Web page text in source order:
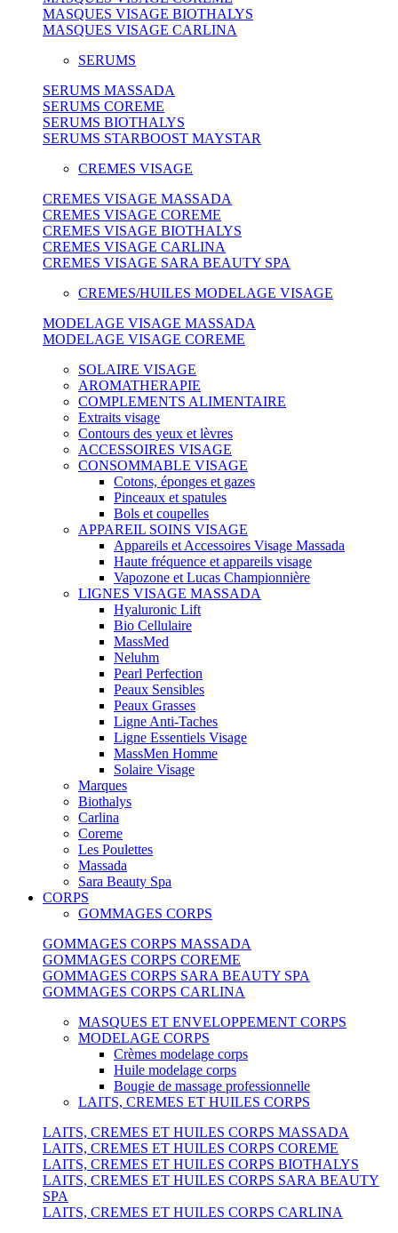
MASQUES VISAGE BIOTHALYS
MASQUES VISAGE CARLINA
SERUMS
SERUMS MASSADA
SERUMS COREME
SERUMS BIOTHALYS
SERUMS STARBOOST MAYSTAR
CREMES VISAGE
CREMES VISAGE MASSADA
CREMES VISAGE COREME
CREMES VISAGE BIOTHALYS
CREMES VISAGE CARLINA
CREMES VISAGE SARA BEAUTY SPA
CREMES/HUILES MODELAGE VISAGE
MODELAGE VISAGE MASSADA
MODELAGE VISAGE COREME
SOLAIRE VISAGE
AROMATHERAPIE
COMPLEMENTS ALIMENTAIRE
Extraits visage
Contours des yeux et lèvres
ACCESSOIRES VISAGE
CONSOMMABLE VISAGE
Cotons, éponges et gazes
Pinceaux et spatules
Bols et coupelles
APPAREIL SOINS VISAGE
Appareils et Accessoires Visage Massada
Haute fréquence et appareils visage
Vapozone et Lucas Championnière
LIGNES VISAGE MASSADA
Hyaluronic Lift
Bio Cellulaire
MassMed
Neluhm
Pearl Perfection
Peaux Sensibles
Peaux Grasses
Ligne Anti-Taches
Ligne Essentiels Visage
MassMen Homme
Solaire Visage
Marques
Biothalys
Carlina
Coreme
Les Poulettes
Massada
Sara Beauty Spa
CORPS
GOMMAGES CORPS
GOMMAGES CORPS MASSADA
GOMMAGES CORPS COREME
GOMMAGES CORPS SARA BEAUTY SPA
GOMMAGES CORPS CARLINA
MASQUES ET ENVELOPPEMENT CORPS
MODELAGE CORPS
Crèmes modelage corps
Huile modelage corps
Bougie de massage professionnelle
LAITS, CREMES ET HUILES CORPS
LAITS, CREMES ET HUILES CORPS MASSADA
LAITS, CREMES ET HUILES CORPS COREME
LAITS, CREMES ET HUILES CORPS BIOTHALYS
LAITS, CREMES ET HUILES CORPS SARA BEAUTY
SPA
LAITS, CREMES ET HUILES CORPS CARLINA